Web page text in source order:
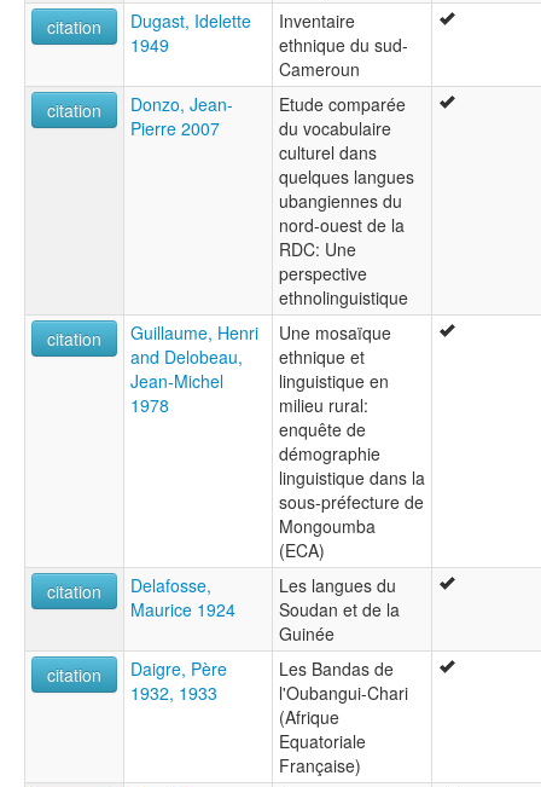
citation
Dugast, Idelette
1949
Inventaire
ethnique du sud-
Cameroun
citation
Donzo, Jean-
Pierre 2007
Etude comparée
du vocabulaire
culturel dans
quelques langues
ubangiennes du
nord-ouest de la
RDC: Une
perspective
ethnolinguistique
citation
Guillaume, Henri
and Delobeau,
Jean-Michel
1978
Une mosaïque
ethnique et
linguistique en
milieu rural:
enquête de
démographie
linguistique dans la
sous-préfecture de
Mongoumba
(ECA)
citation
Delafosse,
Maurice 1924
Les langues du
Soudan et de la
Guinée
citation
Daigre, Père
1932, 1933
Les Bandas de
l'Oubangui-Chari
(Afrique
Equatoriale
Française)